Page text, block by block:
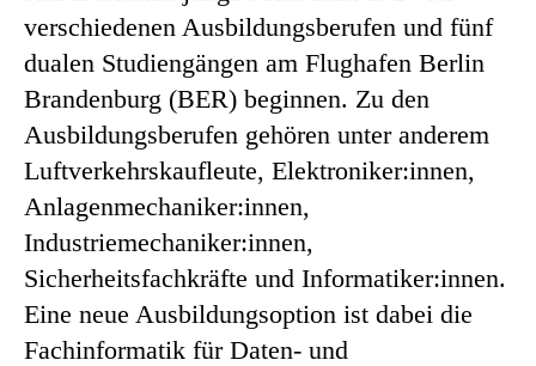
verschiedenen Ausbildungsberufen und fünf
dualen Studiengängen am Flughafen Berlin
Brandenburg (BER) beginnen. Zu den
Ausbildungsberufen gehören unter anderem
Luftverkehrskaufleute, Elektroniker:innen,
Anlagenmechaniker:innen,
Industriemechaniker:innen,
Sicherheitsfachkräfte und Informatiker:innen.
Eine neue Ausbildungsoption ist dabei die
Fachinformatik für Daten- und